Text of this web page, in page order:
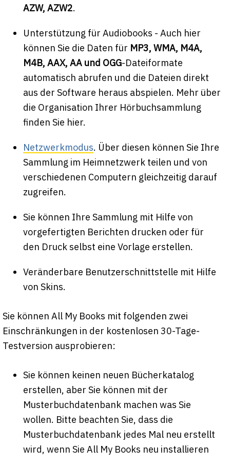
AZW, AZW2.
Unterstützung für Audiobooks - Auch hier
können Sie die Daten für MP3, WMA, M4A,
M4B, AAX, AA und OGG-Dateiformate
automatisch abrufen und die Dateien direkt
aus der Software heraus abspielen. Mehr über
die Organisation Ihrer Hörbuchsammlung
finden Sie hier.
Netzwerkmodus. Über diesen können Sie Ihre
Sammlung im Heimnetzwerk teilen und von
verschiedenen Computern gleichzeitig darauf
zugreifen.
Sie können Ihre Sammlung mit Hilfe von
vorgefertigten Berichten drucken oder für
den Druck selbst eine Vorlage erstellen.
Veränderbare Benutzerschnittstelle mit Hilfe
von Skins.
Sie können All My Books mit folgenden zwei
Einschränkungen in der kostenlosen 30-Tage-
Testversion ausprobieren:
Sie können keinen neuen Bücherkatalog
erstellen, aber Sie können mit der
Musterbuchdatenbank machen was Sie
wollen. Bitte beachten Sie, dass die
Musterbuchdatenbank jedes Mal neu erstellt
wird, wenn Sie All My Books neu installieren